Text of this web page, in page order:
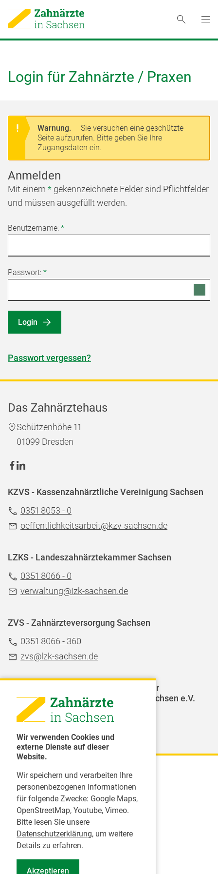
Wir verwenden Cookies und
externe Dienste auf dieser
Website.
Wir speichern und verarbeiten Ihre
personenbezogenen Informationen
für folgende Zwecke: Google Maps,
OpenStreetMap, Youtube, Vimeo.
Bitte lesen Sie unsere
Datenschutzerklärung, um weitere
Details zu erfahren.
Akzeptieren
Login für Zahnärzte / Praxen
Warnung.
Sie versuchen eine geschützte
Seite aufzurufen. Bitte geben Sie Ihre
Zugangsdaten ein.
Anmelden
Mit einem * gekennzeichnete Felder sind Pflichtfelder
und müssen ausgefüllt werden.
Benutzername: *
Passwort: *
Login
Passwort vergessen?
Das Zahnärztehaus
Schützenhöhe 11
01099 Dresden
KZVS - Kassenzahnärztliche Vereinigung Sachsen
0351 8053 - 0
oeffentlichkeitsarbeit@kzv-sachsen.de
LZKS - Landeszahnärztekammer Sachsen
0351 8066 - 0
verwaltung@Izk-sachsen.de
ZVS - Zahnärzteversorgung Sachsen
0351 8066 - 360
zvs@lzk-sachsen.de
LAGZ - Landesarbeitsgemeinschaft für
Jugendzahnpflege des Freistaates Sachsen e.V.
Karriere
Inserate
Praktikum in einer Zahnarztpraxis
Jobs im Zahnärztehaus
Presse
Pressemitteilungen